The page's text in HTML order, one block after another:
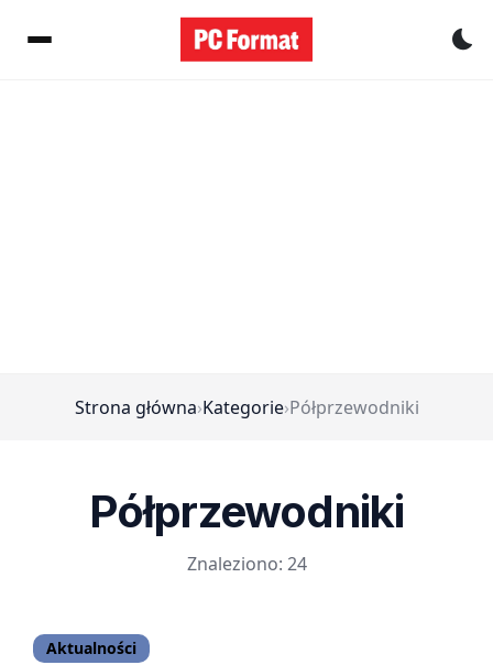
Strona główna›Kategorie›Półprzewodniki
Półprzewodniki
Znaleziono: 24
Aktualności